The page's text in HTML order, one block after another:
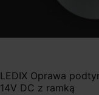
LEDIX Oprawa
14V DC z ramką